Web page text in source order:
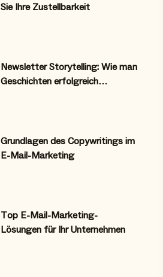
Sie Ihre Zustellbarkeit
Newsletter Storytelling: Wie man
Geschichten erfolgreich…
Grundlagen des Copywritings im
E-Mail-Marketing
Top E-Mail-Marketing-
Lösungen für Ihr Unternehmen